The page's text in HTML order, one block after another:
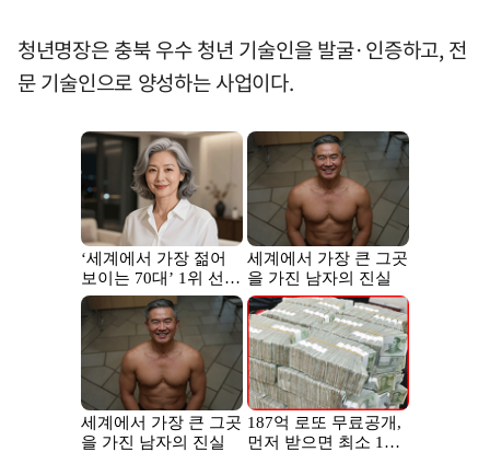
청년명장은 충북 우수 청년 기술인을 발굴·인증하고, 전
문 기술인으로 양성하는 사업이다.